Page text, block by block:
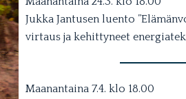
Jukka Jantusen luento
virtaus ja kehittyneet
Maanantaina 7.4. klo 18.00